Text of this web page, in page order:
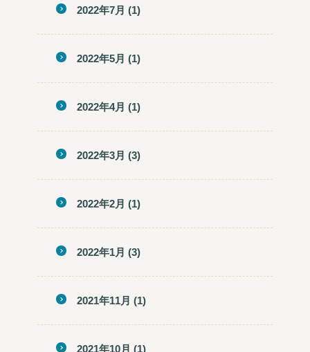
2022年7月 (1)
2022年5月 (1)
2022年4月 (1)
2022年3月 (3)
2022年2月 (1)
2022年1月 (3)
2021年11月 (1)
2021年10月 (1)